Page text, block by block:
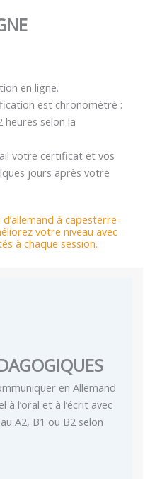
en ligne.
est chronométré :
heures selon la
votre certificat et vos
jours après votre
à capesterre-
votre niveau avec
à chaque session.
en Allemand
l’oral et à l’écrit avec
A2, B1 ou B2 selon